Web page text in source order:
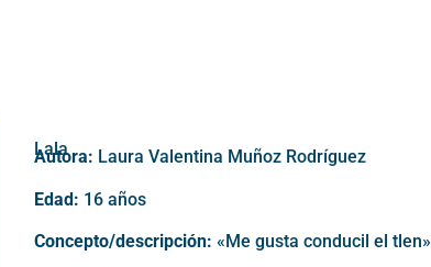
Lala
Autora: Laura Valentina Muñoz Rodríguez
Edad: 16 años
Concepto/descripción: «Me gusta conducil el tlen»